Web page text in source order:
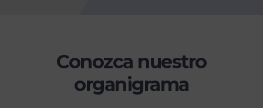
Conozca nuestro
organigrama